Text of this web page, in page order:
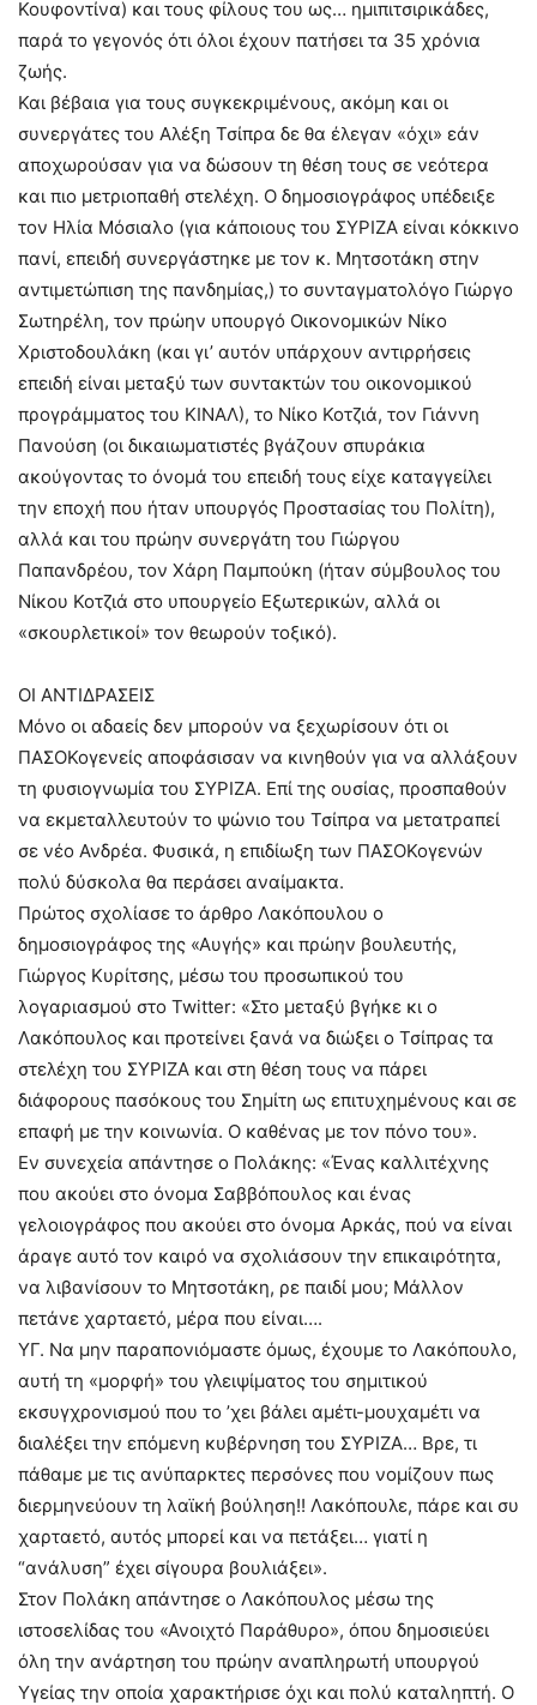
Κουφοντίνα) και τους φίλους του ως… ημιπιτσιρικάδες,
παρά το γεγονός ότι όλοι έχουν πατήσει τα 35 χρόνια
ζωής.
Και βέβαια για τους συγκεκριμένους, ακόμη και οι
συνεργάτες του Αλέξη Τσίπρα δε θα έλεγαν «όχι» εάν
αποχωρούσαν για να δώσουν τη θέση τους σε νεότερα
και πιο μετριοπαθή στελέχη. Ο δημοσιογράφος υπέδειξε
τον Ηλία Μόσιαλο (για κάποιους του ΣΥΡΙΖΑ είναι κόκκινο
πανί, επειδή συνεργάστηκε με τον κ. Μητσοτάκη στην
αντιμετώπιση της πανδημίας,) το συνταγματολόγο Γιώργο
Σωτηρέλη, τον πρώην υπουργό Οικονομικών Νίκο
Χριστοδουλάκη (και γι’ αυτόν υπάρχουν αντιρρήσεις
επειδή είναι μεταξύ των συντακτών του οικονομικού
προγράμματος του ΚΙΝΑΛ), το Νίκο Κοτζιά, τον Γιάννη
Πανούση (οι δικαιωματιστές βγάζουν σπυράκια
ακούγοντας το όνομά του επειδή τους είχε καταγγείλει
την εποχή που ήταν υπουργός Προστασίας του Πολίτη),
αλλά και του πρώην συνεργάτη του Γιώργου
Παπανδρέου, τον Χάρη Παμπούκη (ήταν σύμβουλος του
Νίκου Κοτζιά στο υπουργείο Εξωτερικών, αλλά οι
«σκουρλετικοί» τον θεωρούν τοξικό).
ΟΙ ΑΝΤΙΔΡΑΣΕΙΣ
Μόνο οι αδαείς δεν μπορούν να ξεχωρίσουν ότι οι
ΠΑΣΟΚογενείς αποφάσισαν να κινηθούν για να αλλάξουν
τη φυσιογνωμία του ΣΥΡΙΖΑ. Επί της ουσίας, προσπαθούν
να εκμεταλλευτούν το ψώνιο του Τσίπρα να μετατραπεί
σε νέο Ανδρέα. Φυσικά, η επιδίωξη των ΠΑΣΟΚογενών
πολύ δύσκολα θα περάσει αναίμακτα.
Πρώτος σχολίασε το άρθρο Λακόπουλου ο
δημοσιογράφος της «Αυγής» και πρώην βουλευτής,
Γιώργος Κυρίτσης, μέσω του προσωπικού του
λογαριασμού στο Twitter: «Στο μεταξύ βγήκε κι ο
Λακόπουλος και προτείνει ξανά να διώξει ο Τσίπρας τα
στελέχη του ΣΥΡΙΖΑ και στη θέση τους να πάρει
διάφορους πασόκους του Σημίτη ως επιτυχημένους και σε
επαφή με την κοινωνία. Ο καθένας με τον πόνο του».
Εν συνεχεία απάντησε ο Πολάκης: «Ένας καλλιτέχνης
που ακούει στο όνομα Σαββόπουλος και ένας
γελοιογράφος που ακούει στο όνομα Αρκάς, πού να είναι
άραγε αυτό τον καιρό να σχολιάσουν την επικαιρότητα,
να λιβανίσουν το Μητσοτάκη, ρε παιδί μου; Μάλλον
πετάνε χαρταετό, μέρα που είναι….
ΥΓ. Να μην παραπονιόμαστε όμως, έχουμε το Λακόπουλο,
αυτή τη «μορφή» του γλειψίματος του σημιτικού
εκσυγχρονισμού που το ’χει βάλει αμέτι-μουχαμέτι να
διαλέξει την επόμενη κυβέρνηση του ΣΥΡΙΖΑ… Βρε, τι
πάθαμε με τις ανύπαρκτες περσόνες που νομίζουν πως
διερμηνεύουν τη λαϊκή βούληση!! Λακόπουλε, πάρε και συ
χαρταετό, αυτός μπορεί και να πετάξει… γιατί η
“ανάλυση” έχει σίγουρα βουλιάξει».
Στον Πολάκη απάντησε ο Λακόπουλος μέσω της
ιστοσελίδας του «Ανοιχτό Παράθυρο», όπου δημοσιεύει
όλη την ανάρτηση του πρώην αναπληρωτή υπουργού
Υγείας την οποία χαρακτήρισε όχι και πολύ καταληπτή. Ο